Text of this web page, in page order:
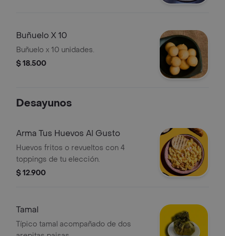
Buñuelo X 10
Buñuelo x 10 unidades.
$ 18.500
Desayunos
Arma Tus Huevos Al Gusto
Huevos fritos o revueltos con 4
toppings de tu elección.
$ 12.900
Tamal
Típico tamal acompañado de dos